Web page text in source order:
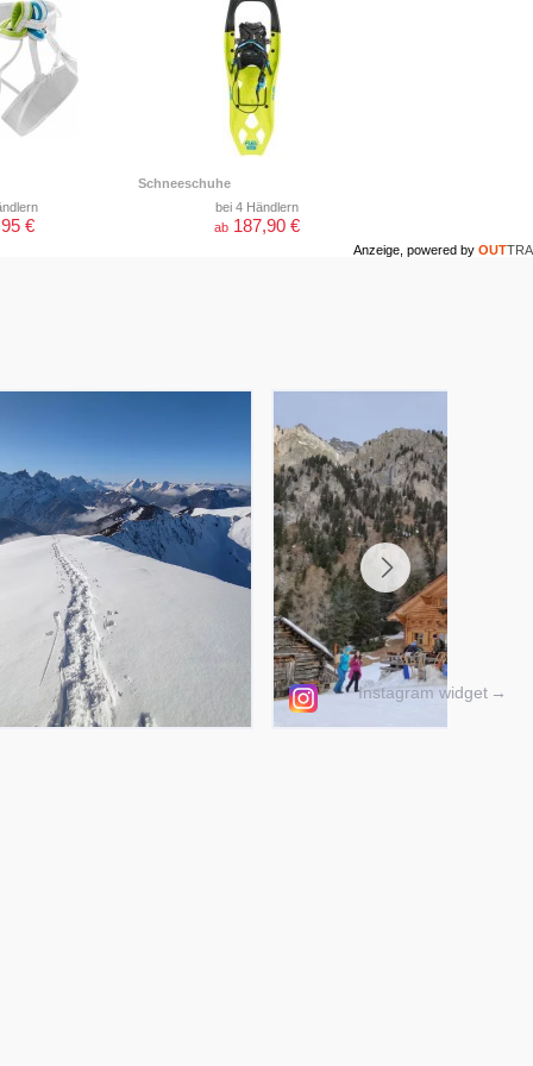
€
Schneeschuhe
bei 4 Händlern
ab 187,90 €
Anzeige, powered by OUTTRA
Instagram widget →